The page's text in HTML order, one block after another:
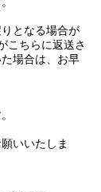
となる場合が
こちらに返送さ
場合は、お早
いいたしま